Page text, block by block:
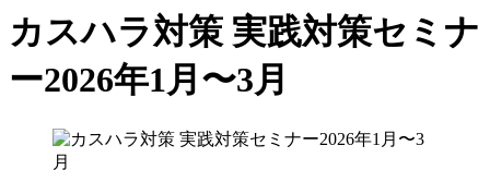
カスハラ対策 実践対策セミナ
ー2026年1月〜3月